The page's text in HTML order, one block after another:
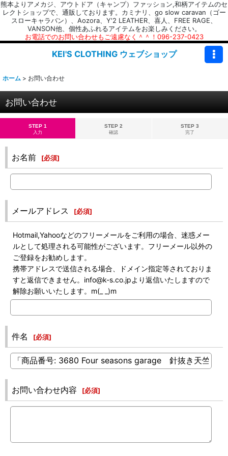
熊本よりアメカジ、アウトドア（キャンプ）ファッション,和柄アイテムのセ
レクトショップで、通販しております。カミナリ、go slow caravan（ゴー
スローキャラバン）、Aozora、Y'2 LEATHER、喜人、FREE RAGE、
VANSON他、個性あふれるアイテムをお楽しみください。
お電話でのお問い合わせもご遠慮なく＾＾！096-237-0423
KEI'S CLOTHING ウェブショップ
ホーム > お問い合わせ
お問い合わせ
STEP 1
入力
STEP 2
確認
STEP 3
完了
お名前 [必須]
メールアドレス [必須]
Hotmail,Yahooなどのフリーメールをご利用の場合、迷惑メー
ルとして処理される可能性がございます。フリーメール以外の
ご登録をお勧めします。
携帯アドレスで送信される場合、ドメイン指定等されておりま
すと返信できません。info@k-s.co.jpより返信いたしますので
解除お願いいたします。m(_ _)m
件名 [必須]
お問い合わせ内容 [必須]